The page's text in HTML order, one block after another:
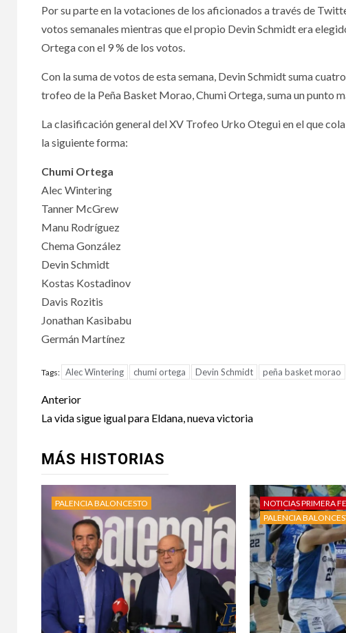
Por su parte en la votaciones de los aficionados a través de
votos semanales mientras que el propio Devin Schmidt era
Ortega con el 9 % de los votos.
Con la suma de votos de esta semana, Devin Schmidt suma
trofeo de la Peña Basket Morao, Chumi Ortega, suma un punto
La clasificación general del XV Trofeo Urko Otegui en el que
la siguiente forma:
Chumi Ortega
Alec Wintering
Tanner McGrew
Manu Rodríguez
Chema González
Devin Schmidt
Kostas Kostadinov
Davis Rozitis
Jonathan Kasibabu
Germán Martínez
Tags: Alec Wintering chumi ortega Devin Schmidt peña basket morao
Anterior
La vida sigue igual para Eldana, nueva victoria
MÁS HISTORIAS
PALENCIA BALONCESTO
NOTICIAS PRIMERA
PALENCIA